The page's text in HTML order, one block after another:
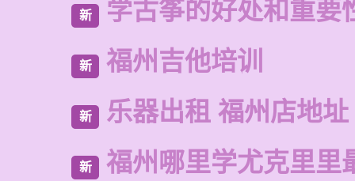
新 学古筝的好处和重要
新 福州吉他培训
新 乐器出租 福州店地址
新 福州哪里学尤克里里